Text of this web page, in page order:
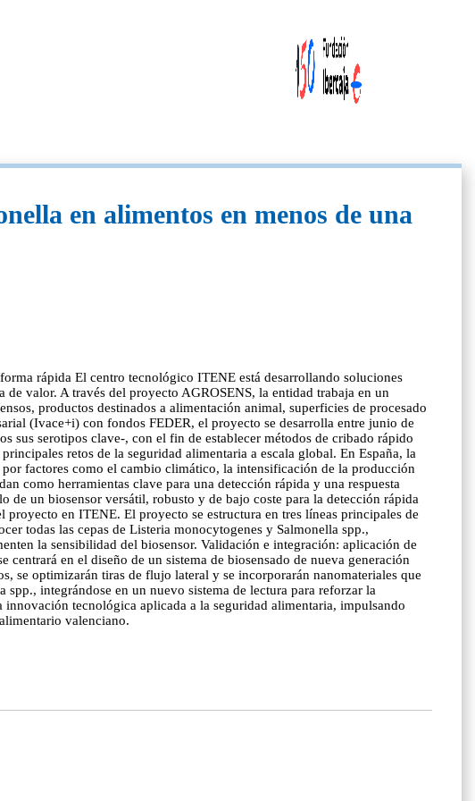
en alimentos en menos de una
rápida El centro tecnológico ITENE está desarrollando soluciones
valor. A través del proyecto AGROSENS, la entidad trabaja en un
productos destinados a alimentación animal, superficies de procesado
(Ivace+i) con fondos FEDER, el proyecto se desarrolla entre junio de
sus serotipos clave-, con el fin de establecer métodos de cribado rápido
retos de la seguridad alimentaria a escala global. En España, la
factores como el cambio climático, la intensificación de la producción
como herramientas clave para una detección rápida y una respuesta
de un biosensor versátil, robusto y de bajo coste para la detección rápida
en ITENE. El proyecto se estructura en tres líneas principales de
todas las cepas de Listeria monocytogenes y Salmonella spp.,
la sensibilidad del biosensor. Validación e integración: aplicación de
en el diseño de un sistema de biosensado de nueva generación
se optimizarán tiras de flujo lateral y se incorporarán nanomateriales que
integrándose en un nuevo sistema de lectura para reforzar la
tecnológica aplicada a la seguridad alimentaria, impulsando
valenciano.